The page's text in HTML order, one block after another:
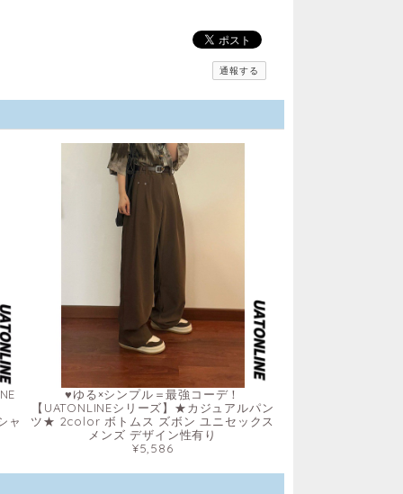
通報する
ャ
♥ゆる×シンプル＝最強コーデ！
【UATONLINEシリーズ】★カジュアルパン
ツ★ 2color ボトムス ズボン ユニセックス
メンズ デザイン性有り
¥5,586